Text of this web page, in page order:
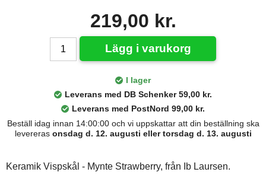
219,00 kr.
Lägg i varukorg
I lager
Leverans med DB Schenker 59,00 kr.
Leverans med PostNord 99,00 kr.
Beställ idag innan 14:00:00 och vi uppskattar att din beställning ska
levereras onsdag d. 12. augusti eller torsdag d. 13. augusti
Keramik Vispskål - Mynte Strawberry, från Ib Laursen.